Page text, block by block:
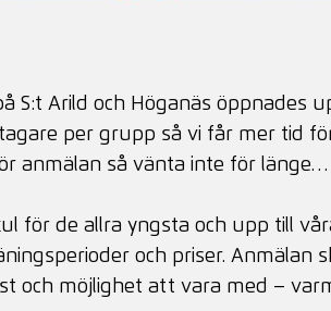
S:t Arild och Höganäs öppnades
per grupp så vi får mer tid
anmälan så vänta inte för länge…
för de allra yngsta och upp till
och priser. Anmälan
och möjlighet att vara med –